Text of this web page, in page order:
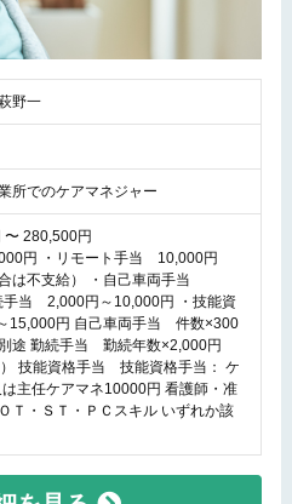
野一
所でのケアマネジャー
〜 280,500円
円 ・リモート手当 10,000円
合は不支給） ・自己車両手当
手当 2,000円～10,000円 ・技能資
15,000円 自己車両手当 件数×300
途 勤続手当 勤続年数×2,000円
） 技能資格手当 技能資格手当： ケ
主任ケアマネ10000円 看護師・准
Ｔ・ＳＴ・ＰＣスキル いずれか該